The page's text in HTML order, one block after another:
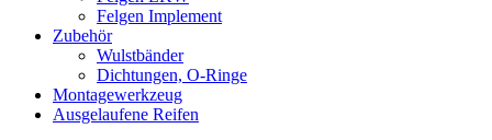
Felgen Implement
Zubehör
Wulstbänder
Dichtungen, O-Ringe
Montagewerkzeug
Ausgelaufene Reifen